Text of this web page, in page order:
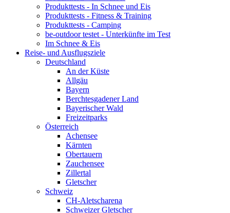
Produkttests - In Schnee und Eis
Produkttests - Fitness & Training
Produkttests - Camping
be-outdoor testet - Unterkünfte im Test
Im Schnee & Eis
Reise- und Ausflugsziele
Deutschland
An der Küste
Allgäu
Bayern
Berchtesgadener Land
Bayerischer Wald
Freizeitparks
Österreich
Achensee
Kärnten
Obertauern
Zauchensee
Zillertal
Gletscher
Schweiz
CH-Aletscharena
Schweizer Gletscher